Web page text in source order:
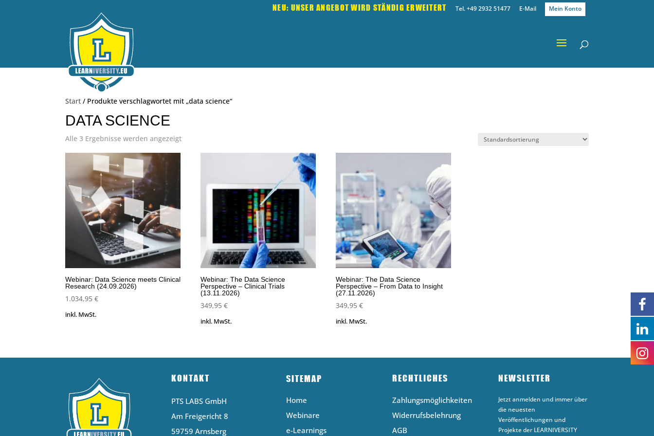
NEU: UNSER ANGEBOT WIRD STÄNDIG ERWEITERT Tel. +49 2932 51477 E-Mail Mein Konto
Start / Produkte verschlagwortet mit „data science“
DATA SCIENCE
Alle 3 Ergebnisse werden angezeigt
Webinar: Data Science meets Clinical
Research (24.09.2026)
1.034,95€
inkl. MwSt.
Webinar: The Data Science
Perspective – Clinical Trials
(13.11.2026)
349,95€
inkl. MwSt.
Webinar: The Data Science
Perspective – From Data to Insight
(27.11.2026)
349,95€
inkl. MwSt.
KONTAKT
PTS LABS GmbH
Am Freigericht 8
59759 Arnsberg
SITEMAP
Home
Webinare
e-Learnings
RECHTLICHES
Zahlungsmöglichkeiten
Widerrufsbelehrung
AGB
NEWSLETTER
Jetzt anmelden und immer über
die neuesten
Veröffentlichungen und
Projekte der LEARNIVERSITY